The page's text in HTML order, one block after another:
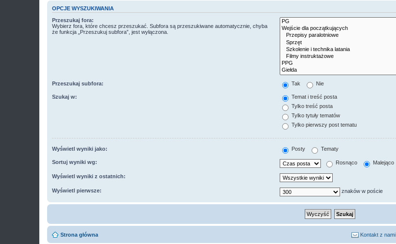
OPCJE WYSZUKIWANIA
Przeszukaj fora:
Wybierz fora, które chcesz przeszukać. Subfora są przeszukiwane automatycznie, chyba
że funkcja „Przeszukuj subfora”, jest wyłączona.
Przeszukaj subfora: Tak Nie
Szukaj w:
Temat i treść posta
Tylko treść posta
Tylko tytuły tematów
Tylko pierwszy post tematu
Wyświetl wyniki jako: Posty Tematy
Sortuj wyniki wg: Rosnąco Malejąco
Wyświetl wyniki z ostatnich:
Wyświetl pierwsze: znaków w poście
Strona główna Kontakt z nami